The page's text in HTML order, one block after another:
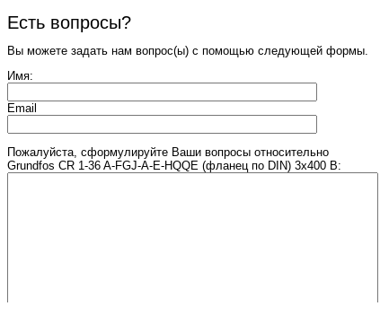
Есть вопросы?
Вы можете задать нам вопрос(ы) с помощью следующей формы.
Имя:
Email
Пожалуйста, сформулируйте Ваши вопросы относительно
Grundfos CR 1-36 A-FGJ-A-E-HQQE (фланец по DIN) 3х400 В: